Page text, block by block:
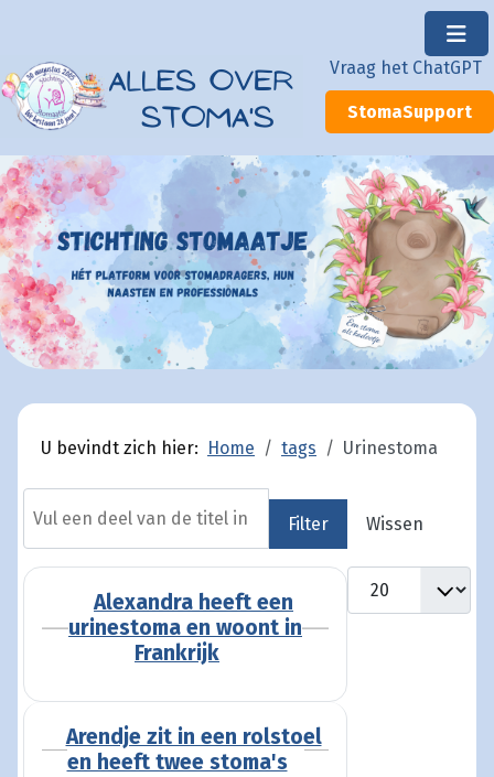
Vraag het ChatGPT
StomaSupport
U bevindt zich hier: Home tags Urinestoma
Filter
Wissen
Toon #
Alexandra heeft een
urinestoma en woont in
Frankrijk
Arendje zit in een rolstoel
en heeft twee stoma's
×